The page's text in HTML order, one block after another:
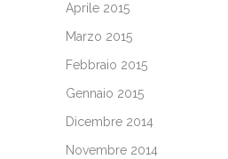
Aprile 2015
Marzo 2015
Febbraio 2015
Gennaio 2015
Dicembre 2014
Novembre 2014